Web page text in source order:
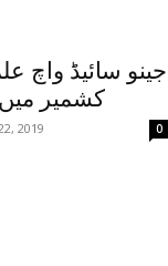
جینو سائیڈ واچ
کشمیر
2019 0